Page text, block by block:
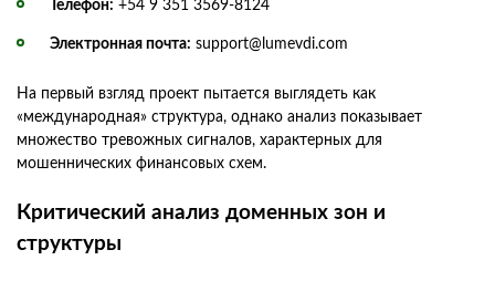
Телефон: +54 9 351 3569-8124
Электронная почта: support@lumevdi.com
На первый взгляд проект пытается выглядеть как
«международная» структура, однако анализ показывает
множество тревожных сигналов, характерных для
мошеннических финансовых схем.
Критический анализ доменных зон и
структуры